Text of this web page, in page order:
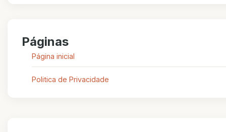
Páginas
Página inicial
Politica de Privacidade